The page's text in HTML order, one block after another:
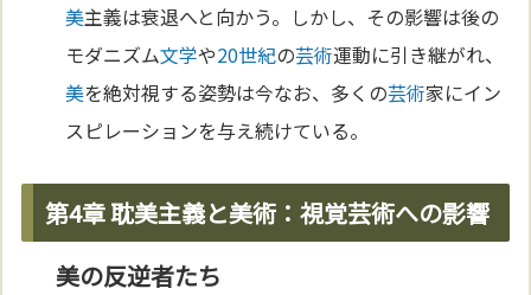
美主義は衰退へと向かう。しかし、その影響は後の
モダニズム文学や20世紀の芸術運動に引き継がれ、
美を絶対視する姿勢は今なお、多くの芸術家にイン
スピレーションを与え続けている。
第4章 耽美主義と美術：視覚芸術への影響
美の反逆者たち